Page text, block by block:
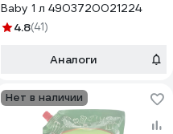
Baby 1 л 4903720021224
4.8(41)
Аналоги
Нет в наличии